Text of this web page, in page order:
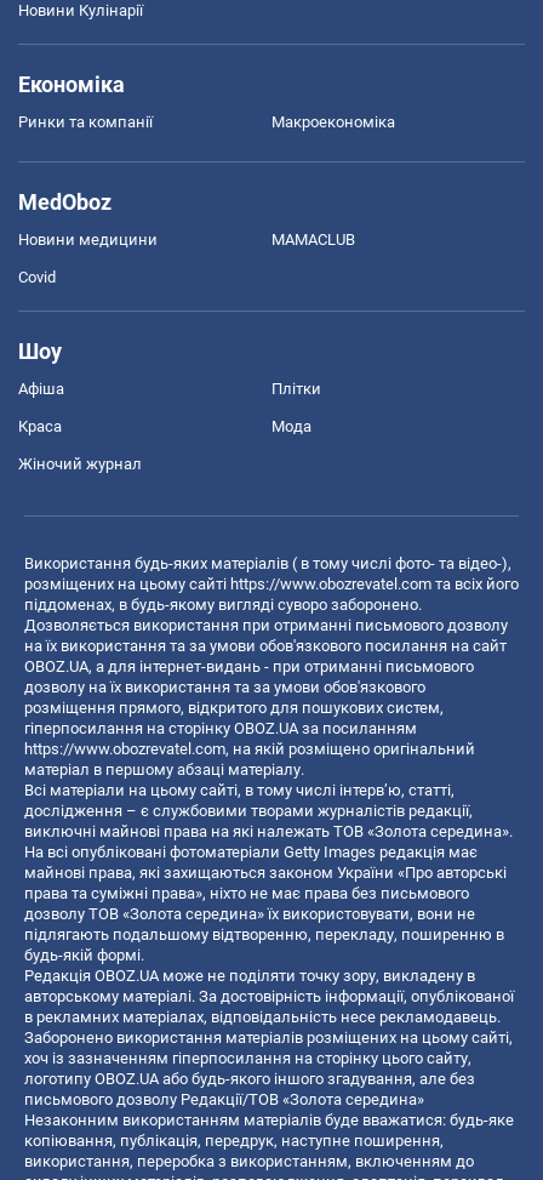
Новини Кулінарії
Економіка
Ринки та компанії Макроекономіка
MedOboz
Новини медицини MAMACLUB
Covid
Шоу
Афіша Плітки
Краса Мода
Жіночий журнал
Використання будь-яких матеріалів ( в тому числі фото- та відео-),
розміщених на цьому сайті https://www.obozrevatel.com та всіх його
піддоменах, в будь-якому вигляді суворо заборонено.
Дозволяється використання при отриманні письмового дозволу
на їх використання та за умови обов'язкового посилання на сайт
OBOZ.UA, а для інтернет-видань - при отриманні письмового
дозволу на їх використання та за умови обов'язкового
розміщення прямого, відкритого для пошукових систем,
гіперпосилання на сторінку OBOZ.UA за посиланням
https://www.obozrevatel.com, на якій розміщено оригінальний
матеріал в першому абзаці матеріалу.
Всі матеріали на цьому сайті, в тому числі інтерв’ю, статті,
дослідження – є службовими творами журналістів редакції,
виключні майнові права на які належать ТОВ «Золота середина».
На всі опубліковані фотоматеріали Getty Images редакція має
майнові права, які захищаються законом України «Про авторські
права та суміжні права», ніхто не має права без письмового
дозволу ТОВ «Золота середина» їх використовувати, вони не
підлягають подальшому відтворенню, перекладу, поширенню в
будь-якій формі.
Редакція OBOZ.UA може не поділяти точку зору, викладену в
авторському матеріалі. За достовірність інформації, опублікованої
в рекламних матеріалах, відповідальність несе рекламодавець.
Заборонено використання матеріалів розміщених на цьому сайті,
хоч із зазначенням гіперпосилання на сторінку цього сайту,
логотипу OBOZ.UA або будь-якого іншого згадування, але без
письмового дозволу Редакції/ТОВ «Золота середина»
Незаконним використанням матеріалів буде вважатися: будь-яке
копiювання, публiкацiя, передрук, наступне поширення,
використання, переробка з використанням, включенням до